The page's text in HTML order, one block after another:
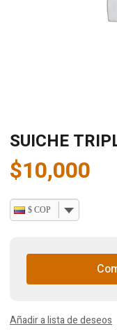
SUICHE
$10,000
$ COP
Añadir a lista de deseos